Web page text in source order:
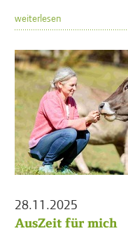
weiterlesen
28.11.2025
AusZeit für mich